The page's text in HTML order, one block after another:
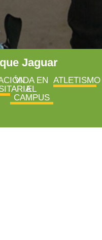
Jaguar
VIDA EN
EL
CAMPUS
ATLETISMO